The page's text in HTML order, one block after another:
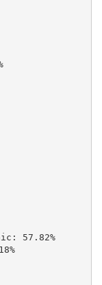
57.82%